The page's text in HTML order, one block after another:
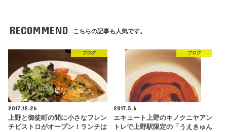
RECOMMEND こちらの記事も人気です。
ブログ
2017.12.26
上野と御徒町の間に小さなフレン
チビストロがオープン！ランチは
ブログ
2017.5.6
エキュート上野のキノクニヤアン
トレで上野駅限定の「うえきゅん